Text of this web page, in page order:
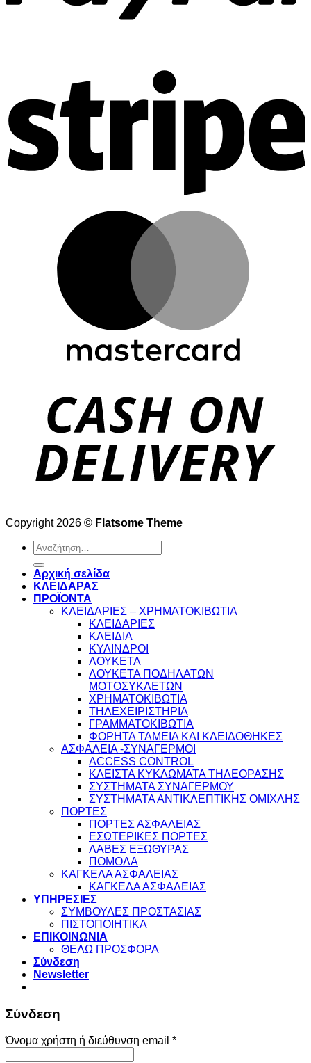
Copyright 2026 © Flatsome Theme
Αναζήτηση
για:
Αρχική σελίδα
ΚΛΕΙΔΑΡΑΣ
ΠΡΟΪΟΝΤΑ
ΚΛΕΙΔΑΡΙΕΣ – ΧΡΗΜΑΤΟΚΙΒΩΤΙΑ
ΚΛΕΙΔΑΡΙΕΣ
ΚΛΕΙΔΙΑ
ΚΥΛΙΝΔΡΟΙ
ΛΟΥΚΕΤΑ
ΛΟΥΚΕΤΑ ΠΟΔΗΛΑΤΩΝ
ΜΟΤΟΣΥΚΛΕΤΩΝ
ΧΡΗΜΑΤΟΚΙΒΩΤΙΑ
ΤΗΛΕΧΕΙΡΙΣΤΗΡΙΑ
ΓΡΑΜΜΑΤΟΚΙΒΩΤΙΑ
ΦΟΡΗΤΑ ΤΑΜΕΙΑ ΚΑΙ ΚΛΕΙΔΟΘΗΚΕΣ
ΑΣΦΑΛΕΙΑ -ΣΥΝΑΓΕΡΜΟΙ
ACCESS CONTROL
ΚΛΕΙΣΤΑ ΚΥΚΛΩΜΑΤΑ ΤΗΛΕΟΡΑΣΗΣ
ΣΥΣΤΗΜΑΤΑ ΣΥΝΑΓΕΡΜΟΥ
ΣΥΣΤΗΜΑΤΑ ΑΝΤΙΚΛΕΠΤΙΚΗΣ ΟΜΙΧΛΗΣ
ΠΟΡΤΕΣ
ΠΟΡΤΕΣ ΑΣΦΑΛΕΙΑΣ
ΕΣΩΤΕΡΙΚΕΣ ΠΟΡΤΕΣ
ΛΑΒΕΣ ΕΞΩΘΥΡΑΣ
ΠΟΜΟΛΑ
ΚΑΓΚΕΛΑ ΑΣΦΑΛΕΙΑΣ
ΚΑΓΚΕΛΑ ΑΣΦΑΛΕΙΑΣ
ΥΠΗΡΕΣΙΕΣ
ΣΥΜΒΟΥΛΕΣ ΠΡΟΣΤΑΣΙΑΣ
ΠΙΣΤΟΠΟΙΗΤΙΚΑ
ΕΠΙΚΟΙΝΩΝΙΑ
ΘΕΛΩ ΠΡΟΣΦΟΡΑ
Σύνδεση
Newsletter
Σύνδεση
Όνομα χρήστη ή διεύθυνση email *Απαιτείται